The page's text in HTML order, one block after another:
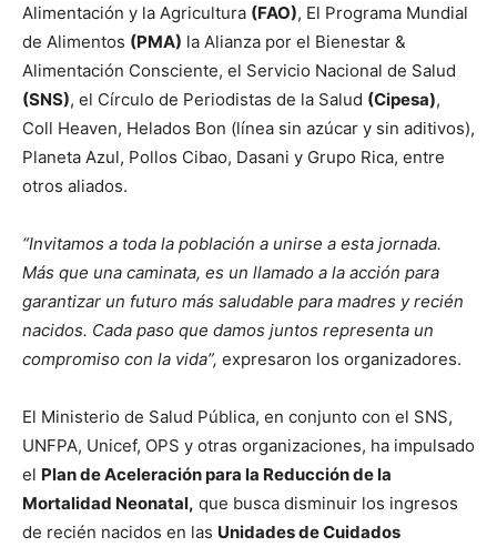
Alimentación y la Agricultura (FAO), El Programa Mundial
de Alimentos (PMA) la Alianza por el Bienestar &
Alimentación Consciente, el Servicio Nacional de Salud
(SNS), el Círculo de Periodistas de la Salud (Cipesa),
Coll Heaven, Helados Bon (línea sin azúcar y sin aditivos),
Planeta Azul, Pollos Cibao, Dasani y Grupo Rica, entre
otros aliados.
“Invitamos a toda la población a unirse a esta jornada.
Más que una caminata, es un llamado a la acción para
garantizar un futuro más saludable para madres y recién
nacidos. Cada paso que damos juntos representa un
compromiso con la vida”, expresaron los organizadores.
El Ministerio de Salud Pública, en conjunto con el SNS,
UNFPA, Unicef, OPS y otras organizaciones, ha impulsado
el Plan de Aceleración para la Reducción de la
Mortalidad Neonatal, que busca disminuir los ingresos
de recién nacidos en las Unidades de Cuidados